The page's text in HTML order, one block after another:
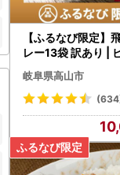
【返礼品につい
■ふるさと納税
TEL：0577-57-
MAIL：
受付時間：平
土日祝日のお
土日祝日のお問
【ふるなび限定】
レー13袋 訳あり | ビーフ
レトルト 訳あり
CP01 FN-
岐阜県高山市